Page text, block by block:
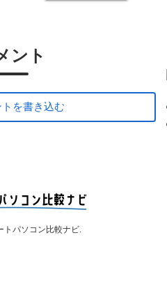
ント
トを書き込む
トパソコン比較ナビ.